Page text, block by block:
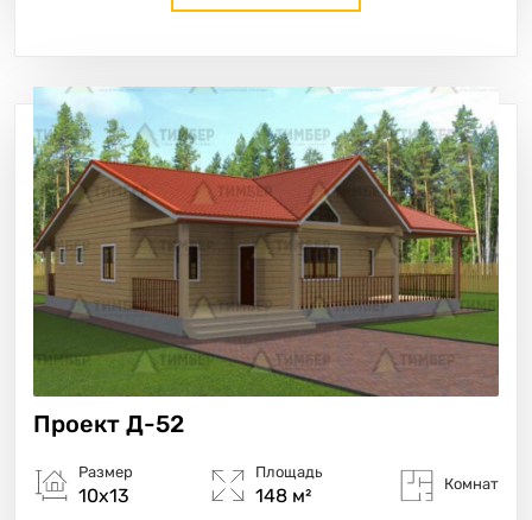
Проект Д-52
Размер
10х13
Площадь
148 м²
Комнат